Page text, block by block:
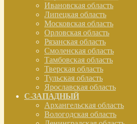
Ивановская область
Липецкая область
Московская область
Орловская область
Рязанская область
Смоленская область
Тамбовская область
Тверская область
Тульская область
Ярославская область
С-ЗАПАДНЫЙ
Архангельская область
Вологодская область